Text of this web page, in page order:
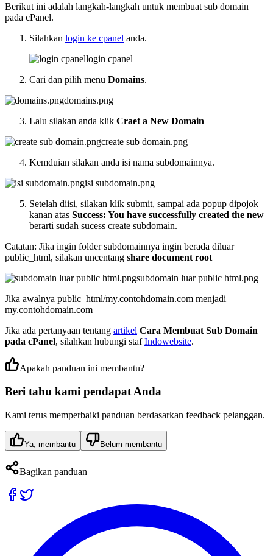
Berikut ini adalah langkah-langkah untuk membuat sub domain
pada cPanel.
Silahkan login ke cpanel anda.
login cpanel
Cari dan pilih menu Domains.
domains.png
Lalu silakan anda klik Craet a New Domain
create sub domain.png
Kemduian silakan anda isi nama subdomainnya.
isi subdomain.png
Setelah diisi, silakan klik submit, sampai ada popup dipojok
kanan atas Success: You have successfully created the new
berarti sudah sucess create subdomain.
Catatan: Jika ingin folder subdomainnya ingin berada diluar
public_html, silakan uncentang share document root
subdomain luar public html.png
Jika awalnya public_html/my.contohdomain.com menjadi
my.contohdomain.com
Jika ada pertanyaan tentang artikel Cara Membuat Sub Domain
pada cPanel, silahkan hubungi stafIndowebsite.
Apakah panduan ini membantu?
Beri tahu kami pendapat Anda
Kami terus memperbaiki panduan berdasarkan feedback pelanggan.
Ya, membantu Belum membantu
Bagikan panduan